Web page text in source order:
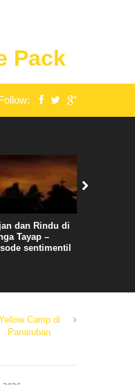
Pack
dan Rindu di
Tayap –
sentimentil
Camp di
Panaruban